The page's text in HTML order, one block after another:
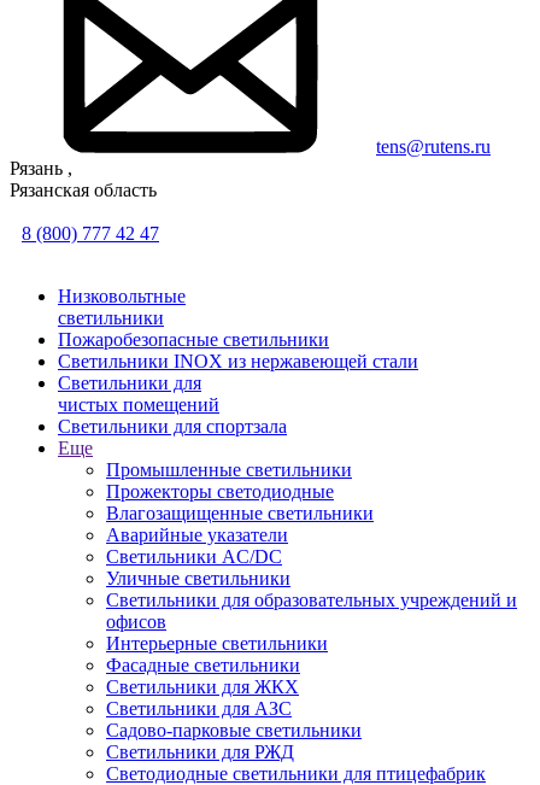
tens@rutens.ru
Рязань ,
Рязанская область
8 (800) 777 42 47
Низковольтные
светильники
Пожаробезопасные светильники
Светильники INOX из нержавеющей стали
Светильники для
чистых помещений
Светильники для спортзала
Еще
Промышленные светильники
Прожекторы светодиодные
Влагозащищенные светильники
Аварийные указатели
Светильники AC/DC
Уличные светильники
Светильники для образовательных учреждений и
офисов
Интерьерные светильники
Фасадные светильники
Светильники для ЖКХ
Светильники для АЗС
Садово-парковые светильники
Светильники для РЖД
Светодиодные светильники для птицефабрик